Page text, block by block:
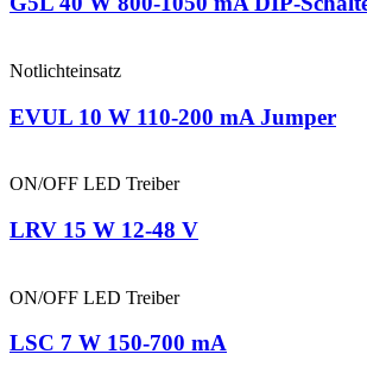
Notlichteinsatz
EVUL 10 W 110-200 mA Jumper
ON/OFF LED Treiber
LRV 15 W 12-48 V
ON/OFF LED Treiber
LSC 7 W 150-700 mA